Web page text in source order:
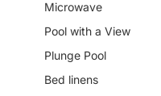
Microwave
Pool with a View
Plunge Pool
Bed linens